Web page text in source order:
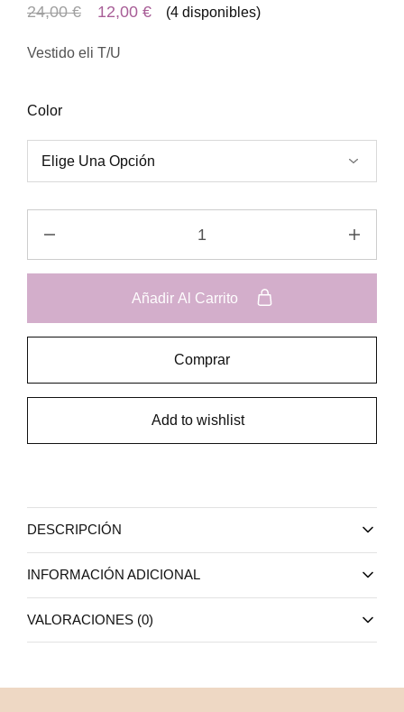
24,00€ 12,00 € (4 disponibles)
Vestido eli T/U
Color
Añadir Al Carrito
Comprar
Add to wishlist
DESCRIPCIÓN
INFORMACIÓN ADICIONAL
VALORACIONES (0)